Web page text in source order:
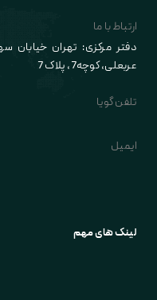
لینک های مهم
ارتباط با ما
دفتر مرکزی: تهران خیابان
عربعلی، کوچه7 ، پلاک 7
تلفن گویا
ایمیل